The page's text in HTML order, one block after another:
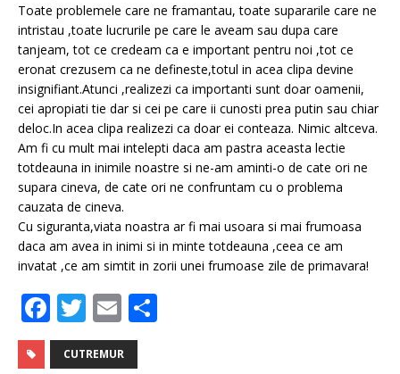
Toate problemele care ne framantau, toate supararile care ne
intristau ,toate lucrurile pe care le aveam sau dupa care
tanjeam, tot ce credeam ca e important pentru noi ,tot ce
eronat crezusem ca ne defineste,totul in acea clipa devine
insignifiant.Atunci ,realizezi ca importanti sunt doar oamenii,
cei apropiati tie dar si cei pe care ii cunosti prea putin sau chiar
deloc.In acea clipa realizezi ca doar ei conteaza. Nimic altceva.
Am fi cu mult mai intelepti daca am pastra aceasta lectie
totdeauna in inimile noastre si ne-am aminti-o de cate ori ne
supara cineva, de cate ori ne confruntam cu o problema
cauzata de cineva.
Cu siguranta,viata noastra ar fi mai usoara si mai frumoasa
daca am avea in inimi si in minte totdeauna ,ceea ce am
invatat ,ce am simtit in zorii unei frumoase zile de primavara!
F
a
c
T
w
it
E
m
ai
CUTREMUR